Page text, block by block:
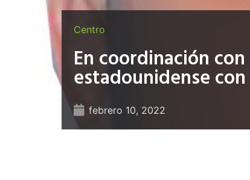
Centro
En coordinación
estadounidense
febrero 10, 2022